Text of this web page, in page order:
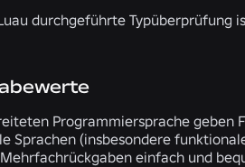
durchgeführte Typüberprüfung
Programmiersprache geben
Sprachen (insbesondere
einfach und